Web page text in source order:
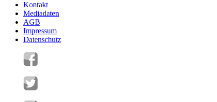
Kontakt
Mediadaten
AGB
Impressum
Datenschutz